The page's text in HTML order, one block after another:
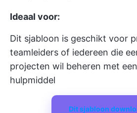
Ideaal voor:
Dit sjabloon is geschikt voor
teamleiders of iedereen die
projecten wil beheren met
hulpmiddel
Dit sjabloon